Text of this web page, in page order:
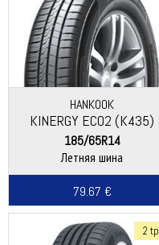
HANKOOK
KINERGY ECO2 (K435)
185/65R14
Летняя шина
79.67 €
2 tp